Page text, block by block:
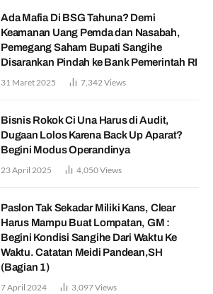
Ada Mafia Di BSG Tahuna? Demi
Keamanan Uang Pemda dan Nasabah,
Pemegang Saham Bupati Sangihe
Disarankan Pindah ke Bank Pemerintah RI
31 Maret 2025 7,342 Views
Bisnis Rokok Ci Una Harus di Audit,
Dugaan Lolos Karena Back Up Aparat?
Begini Modus Operandinya
23 April 2025 4,050Views
Paslon Tak Sekadar Miliki Kans, Clear
Harus Mampu Buat Lompatan, GM :
Begini Kondisi Sangihe Dari Waktu Ke
Waktu. Catatan Meidi Pandean,SH
(Bagian 1)
7 April 2024 3,097Views